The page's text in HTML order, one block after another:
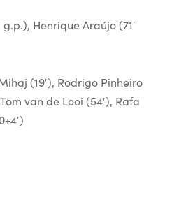
Henrique Araújo (71′
(19′), Rodrigo Pinheiro
van de Looi (54′), Rafa